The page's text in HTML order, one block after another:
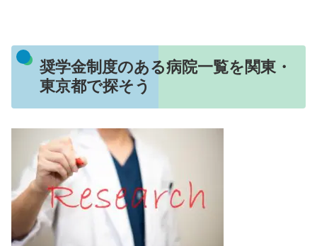
奨学金制度のある病院一覧を関東・
東京都で探そう